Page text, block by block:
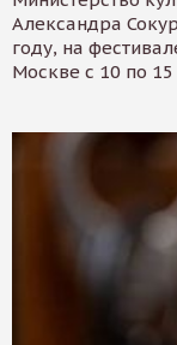
Александра
году, на
Москве с 10 по 15